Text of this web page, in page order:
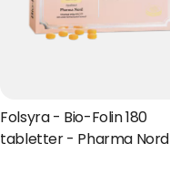
Folsyra - Bio-Folin 180
tabletter - Pharma Nord